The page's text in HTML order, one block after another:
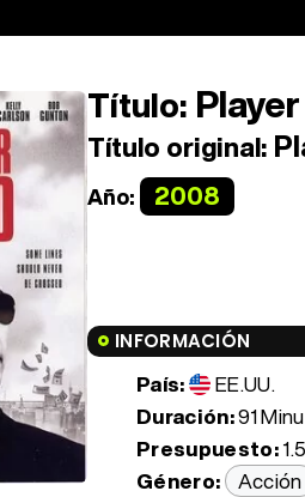
Título:
Título original:
Año: 2008
INFORMACIÓN
País:
EE.UU.
Duración:91
Presupuesto:
Género: Acción